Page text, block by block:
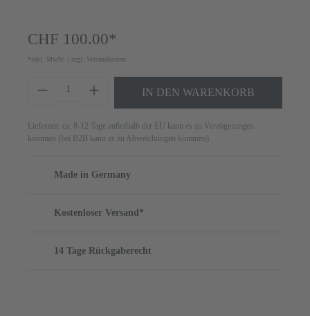
CHF 100.00*
*inkl. MwSt. | zzgl. Versandkosten
Produkt Anzahl: Gib den gewünschten
IN DEN WARENKORB
Lieferzeit: ca. 8-12 Tage außerhalb der EU kann es zu Verzögerungen
kommen (bei B2B kann es zu Abweichungen kommen)
Made in Germany
Kostenloser Versand*
14 Tage Rückgaberecht